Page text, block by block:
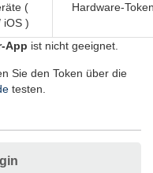
(
iOS )
Hardware-
App ist nicht geeignet.
Sie den Token über die
testen.